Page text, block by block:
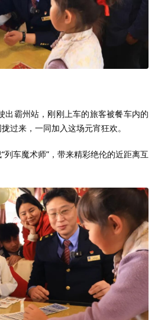
出霸州站，刚刚上车的旅客被餐车内的
过来，一同加入这场元宵狂欢。
列车魔术师”，带来精彩绝伦的近距离互